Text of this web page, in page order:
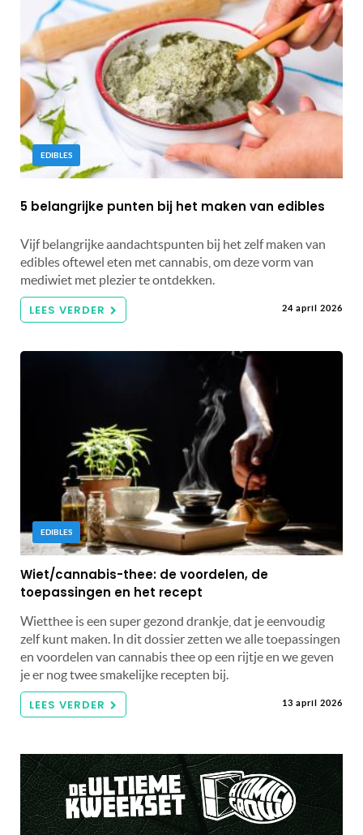
EDIBLES
5 belangrijke punten bij het maken van edibles
Vijf belangrijke aandachtspunten bij het zelf maken van
edibles oftewel eten met cannabis, om deze vorm van
mediwiet met plezier te ontdekken.
LEES VERDER 24 april 2026
EDIBLES
Wiet/cannabis-thee: de voordelen, de
toepassingen en het recept
Wietthee is een super gezond drankje, dat je eenvoudig
zelf kunt maken. In dit dossier zetten we alle toepassingen
en voordelen van cannabis thee op een rijtje en we geven
je er nog twee smakelijke recepten bij.
LEES VERDER 13 april 2026